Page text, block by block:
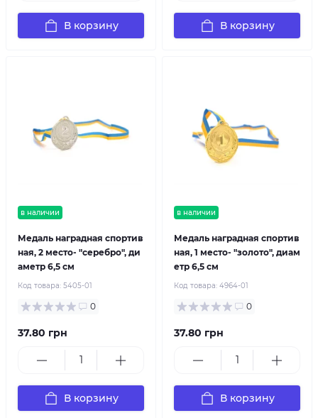
В корзину В корзину
в наличии
Медаль наградная спортив
ная, 2 место- "серебро", ди
аметр 6,5 см
Код товара: 5405-01
0
37.80 грн
В корзину
в наличии
Медаль наградная спортив
ная, 1 место- "золото", диам
етр 6,5 см
Код товара: 4964-01
0
37.80 грн
В корзину